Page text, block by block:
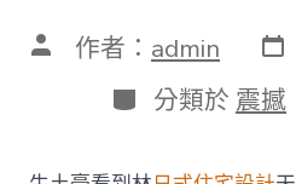
文 作者： admin 發
表
日
期
分
類
分類於 震撼